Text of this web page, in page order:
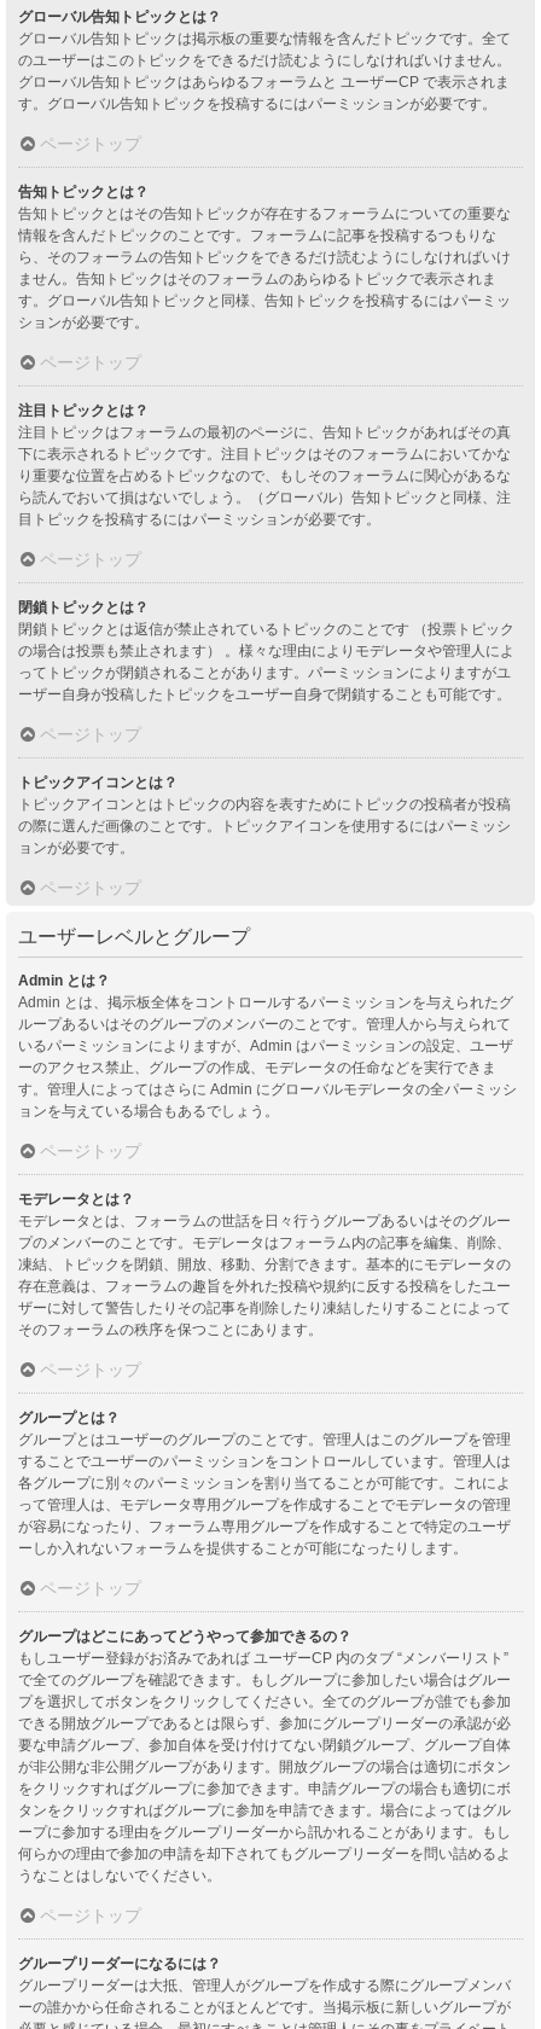
グローバル告知トピックとは？
グローバル告知トピックは掲示板の重要な情報を含んだトピックです。全て
のユーザーはこのトピックをできるだけ読むようにしなければいけません。
グローバル告知トピックはあらゆるフォーラムと ユーザーCP で表示されま
す。グローバル告知トピックを投稿するにはパーミッションが必要です。
ページトップ
告知トピックとは？
告知トピックとはその告知トピックが存在するフォーラムについての重要な
情報を含んだトピックのことです。フォーラムに記事を投稿するつもりな
ら、そのフォーラムの告知トピックをできるだけ読むようにしなければいけ
ません。告知トピックはそのフォーラムのあらゆるトピックで表示されま
す。グローバル告知トピックと同様、告知トピックを投稿するにはパーミッ
ションが必要です。
ページトップ
注目トピックとは？
注目トピックはフォーラムの最初のページに、告知トピックがあればその真
下に表示されるトピックです。注目トピックはそのフォーラムにおいてかな
り重要な位置を占めるトピックなので、もしそのフォーラムに関心があるな
ら読んでおいて損はないでしょう。（グローバル）告知トピックと同様、注
目トピックを投稿するにはパーミッションが必要です。
ページトップ
閉鎖トピックとは？
閉鎖トピックとは返信が禁止されているトピックのことです （投票トピック
の場合は投票も禁止されます） 。様々な理由によりモデレータや管理人によ
ってトピックが閉鎖されることがあります。パーミッションによりますがユ
ーザー自身が投稿したトピックをユーザー自身で閉鎖することも可能です。
ページトップ
トピックアイコンとは？
トピックアイコンとはトピックの内容を表すためにトピックの投稿者が投稿
の際に選んだ画像のことです。トピックアイコンを使用するにはパーミッシ
ョンが必要です。
ページトップ
ユーザーレベルとグループ
Admin とは？
Admin とは、掲示板全体をコントロールするパーミッションを与えられたグ
ループあるいはそのグループのメンバーのことです。管理人から与えられて
いるパーミッションによりますが、Admin はパーミッションの設定、ユーザ
ーのアクセス禁止、グループの作成、モデレータの任命などを実行できま
す。管理人によってはさらに Admin にグローバルモデレータの全パーミッシ
ョンを与えている場合もあるでしょう。
ページトップ
モデレータとは？
モデレータとは、フォーラムの世話を日々行うグループあるいはそのグルー
プのメンバーのことです。モデレータはフォーラム内の記事を編集、削除、
凍結、トピックを閉鎖、開放、移動、分割できます。基本的にモデレータの
存在意義は、フォーラムの趣旨を外れた投稿や規約に反する投稿をしたユー
ザーに対して警告したりその記事を削除したり凍結したりすることによって
そのフォーラムの秩序を保つことにあります。
ページトップ
グループとは？
グループとはユーザーのグループのことです。管理人はこのグループを管理
することでユーザーのパーミッションをコントロールしています。管理人は
各グループに別々のパーミッションを割り当てることが可能です。これによ
って管理人は、モデレータ専用グループを作成することでモデレータの管理
が容易になったり、フォーラム専用グループを作成することで特定のユーザ
ーしか入れないフォーラムを提供することが可能になったりします。
ページトップ
グループはどこにあってどうやって参加できるの？
もしユーザー登録がお済みであれば ユーザーCP 内のタブ “メンバーリスト”
で全てのグループを確認できます。もしグループに参加したい場合はグルー
プを選択してボタンをクリックしてください。全てのグループが誰でも参加
できる開放グループであるとは限らず、参加にグループリーダーの承認が必
要な申請グループ、参加自体を受け付けてない閉鎖グループ、グループ自体
が非公開な非公開グループがあります。開放グループの場合は適切にボタン
をクリックすればグループに参加できます。申請グループの場合も適切にボ
タンをクリックすればグループに参加を申請できます。場合によってはグル
ープに参加する理由をグループリーダーから訊かれることがあります。もし
何らかの理由で参加の申請を却下されてもグループリーダーを問い詰めるよ
うなことはしないでください。
ページトップ
グループリーダーになるには？
グループリーダーは大抵、管理人がグループを作成する際にグループメンバ
ーの誰かから任命されることがほとんどです。当掲示板に新しいグループが